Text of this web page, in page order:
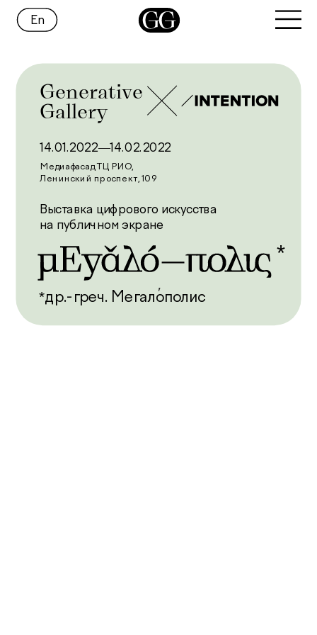
En
Generative
Gallery
14.01.2022—14.02.2022
Медиафасад ТЦ РИО,
Ленинский проспект, 109
Выставка цифрового искусства
на публичном экране
*
′
*др.-греч. Мегалополис